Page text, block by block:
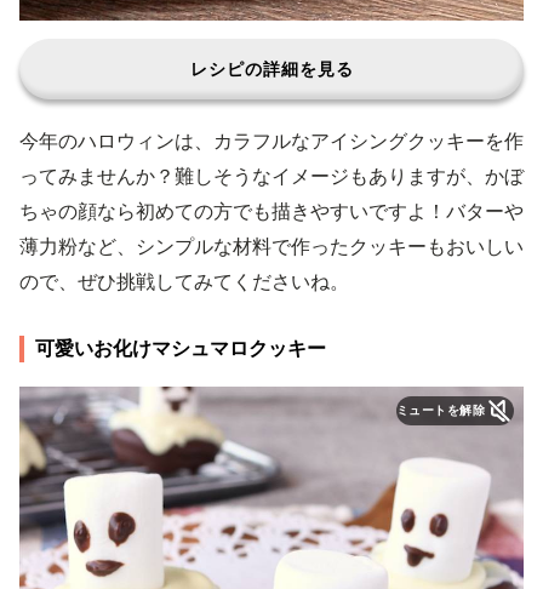
レシピの詳細を見る
今年のハロウィンは、カラフルなアイシングクッキーを作
ってみませんか？難しそうなイメージもありますが、かぼ
ちゃの顔なら初めての方でも描きやすいですよ！バターや
薄力粉など、シンプルな材料で作ったクッキーもおいしい
ので、ぜひ挑戦してみてくださいね。
可愛いお化けマシュマロクッキー
ミュートを解除